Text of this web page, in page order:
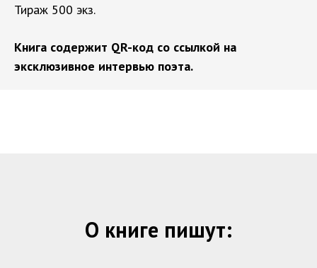
Тираж 500 экз.
Книга содержит QR-код со ссылкой на
эксклюзивное интервью поэта.
О книге пишут: